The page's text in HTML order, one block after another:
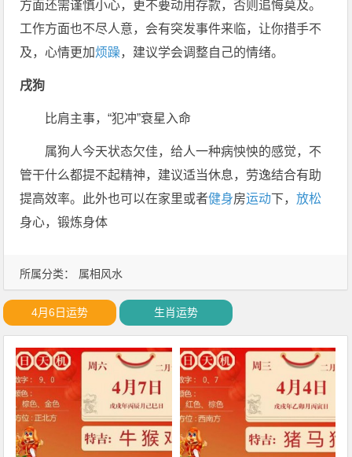
所属分类： 属相风水
方面还需谨慎小心，更不要动用存款，否则追悔莫及。
工作方面也不尽人意，会有突发事件来临，让你措手不
及，心情更加烦躁，建议学会调整自己的情绪。
戌狗
比肩主事，“犯冲”衰星入命
属狗人今天状态欠佳，给人一种病怏怏的感觉，不
管干什么都提不起精神，建议适当休息，劳逸结合有助
提高效率。此外也可以在家里或者健身房运动下，放松
身心，锻炼身体
4月6日运势 生肖运势